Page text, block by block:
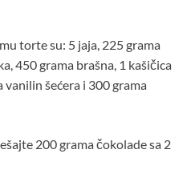
torte su: 5 jaja, 225 grama
450 grama brašna, 1 kašičica
vanilin šećera i 300 grama
200 grama čokolade sa 2